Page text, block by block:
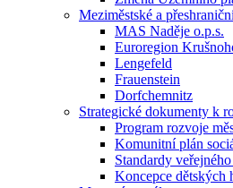
Meziměstské a
MAS Naděje o.p.s.
Euroregion
Lengefeld
Frauenstein
Dorfchemnitz
Strategické dokumenty k
Program rozvoje
Komunitní plán
Standardy
Koncepce dětských